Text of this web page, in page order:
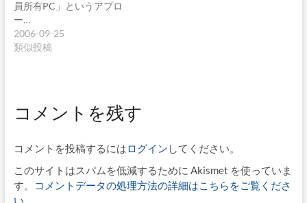
員所有PC」というアプロ
ー…
2006-09-25
類似投稿
コメントを残す
コメントを投稿するにはログイン してください。
このサイトはスパムを低減するために Akismet を使っていま
す。
コメントデータの処理方法の詳細はこちらをご覧くださ